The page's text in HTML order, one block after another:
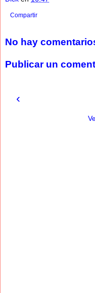
Compartir
No hay
Publicar un
‹